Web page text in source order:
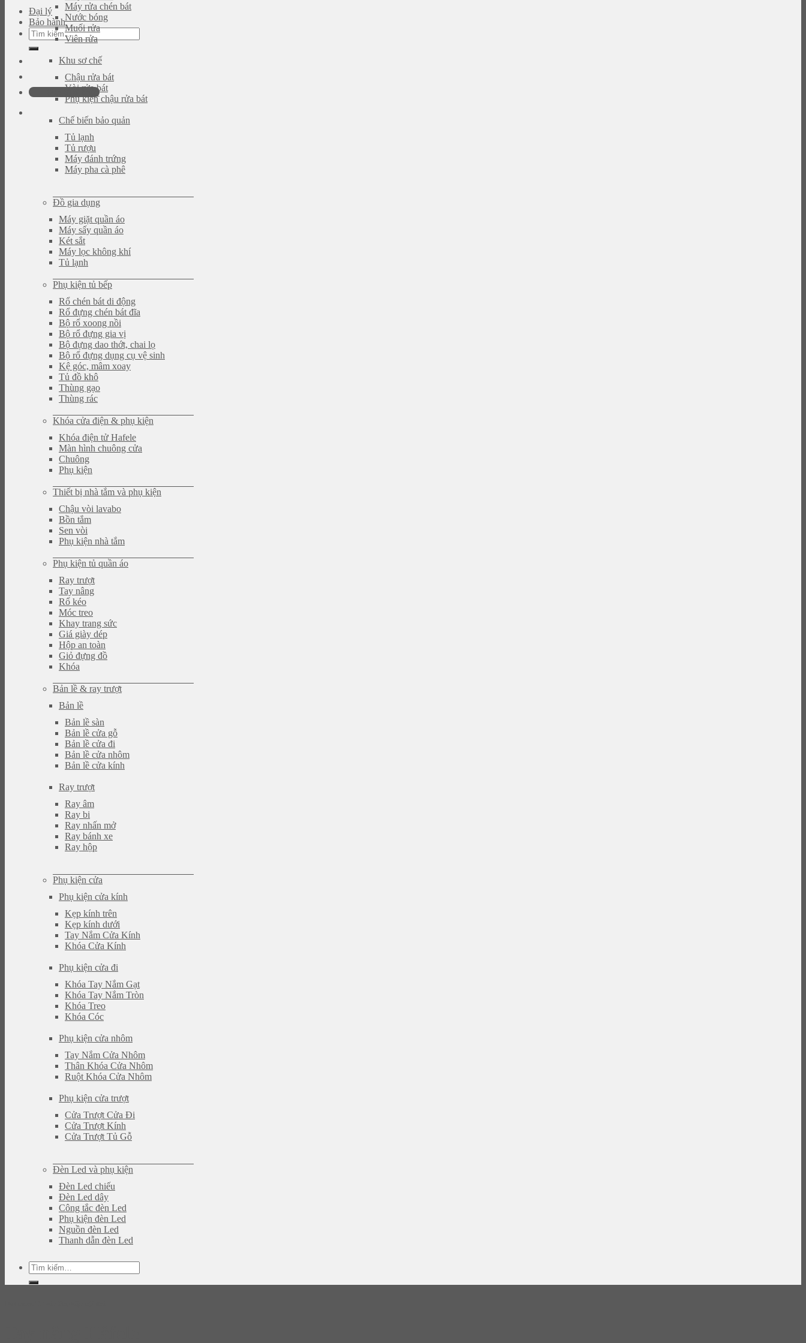
Đại lý
Bảo hành
Tìm
kiếm:
093.616.2365
Máy rửa chén bát
Nước bóng
Muối rửa
Viên rửa
Khu sơ chế
Chậu rửa bát
Vòi rửa bát
Phụ kiện chậu rửa bát
Chế biến bảo quản
Tủ lạnh
Tủ rượu
Máy đánh trứng
Máy pha cà phê
Đồ gia dụng
Máy giặt quần áo
Máy sấy quần áo
Két sắt
Máy lọc không khí
Tủ lạnh
Phụ kiện tủ bếp
Rổ chén bát di động
Rổ đựng chén bát đĩa
Bộ rổ xoong nồi
Bộ rổ đựng gia vị
Bộ đựng dao thớt, chai lọ
Bộ rổ đựng dụng cụ vệ sinh
Kệ góc, mâm xoay
Tủ đồ khô
Thùng gạo
Thùng rác
Khóa cửa điện & phụ kiện
Khóa điện tử Hafele
Màn hình chuông cửa
Chuông
Phụ kiện
Thiết bị nhà tắm và phụ kiện
Chậu vòi lavabo
Bồn tắm
Sen vòi
Phụ kiện nhà tắm
Phụ kiện tủ quần áo
Ray trượt
Tay nâng
Rổ kéo
Móc treo
Khay trang sức
Giá giày dép
Hộp an toàn
Giỏ đựng đồ
Khóa
Bản lề & ray trượt
Bản lề
Bản lề sàn
Bản lề cửa gỗ
Bản lề cửa đi
Bản lề cửa nhôm
Bản lề cửa kính
Ray trượt
Ray âm
Ray bi
Ray nhấn mở
Ray bánh xe
Ray hộp
Phụ kiện cửa
Phụ kiện cửa kính
Kẹp kính trên
Kẹp kính dưới
Tay Nắm Cửa Kính
Khóa Cửa Kính
Phụ kiện cửa đi
Khóa Tay Nắm Gạt
Khóa Tay Nắm Tròn
Khóa Treo
Khóa Cóc
Phụ kiện cửa nhôm
Tay Nắm Cửa Nhôm
Thân Khóa Cửa Nhôm
Ruột Khóa Cửa Nhôm
Phụ kiện cửa trượt
Cửa Trượt Cửa Đi
Cửa Trượt Kính
Cửa Trượt Tủ Gỗ
Đèn Led và phụ kiện
Đèn Led chiếu
Đèn Led dây
Công tắc đèn Led
Phụ kiện đèn Led
Nguồn đèn Led
Thanh dẫn đèn Led
Tìm
kiếm: